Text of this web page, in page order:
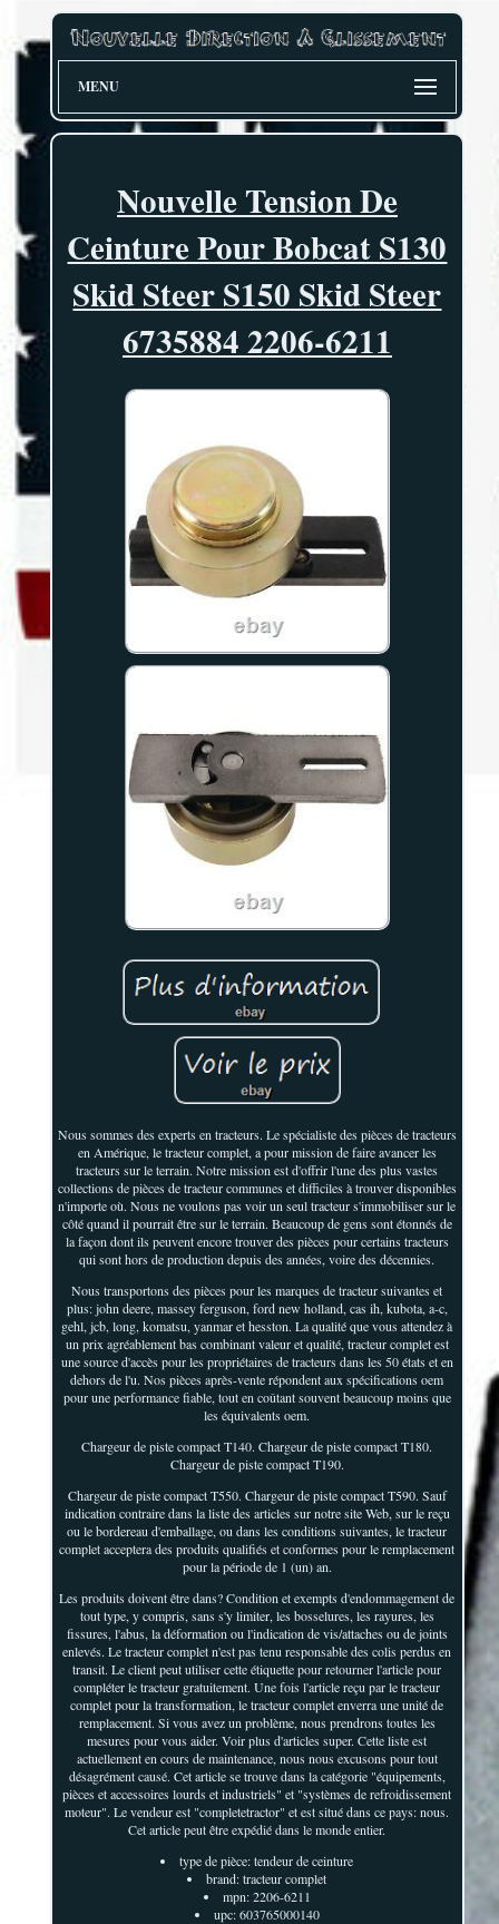
MENU
Nouvelle Tension De
Ceinture Pour Bobcat S130
Skid Steer S150 Skid Steer
6735884 2206-6211
Nous sommes des experts en tracteurs. Le spécialiste des pièces de tracteurs
en Amérique, le tracteur complet, a pour mission de faire avancer les
tracteurs sur le terrain. Notre mission est d'offrir l'une des plus vastes
collections de pièces de tracteur communes et difficiles à trouver disponibles
n'importe où. Nous ne voulons pas voir un seul tracteur s'immobiliser sur le
côté quand il pourrait être sur le terrain. Beaucoup de gens sont étonnés de
la façon dont ils peuvent encore trouver des pièces pour certains tracteurs
qui sont hors de production depuis des années, voire des décennies.
Nous transportons des pièces pour les marques de tracteur suivantes et
plus: john deere, massey ferguson, ford new holland, cas ih, kubota, a-c,
gehl, jcb, long, komatsu, yanmar et hesston. La qualité que vous attendez à
un prix agréablement bas combinant valeur et qualité, tracteur complet est
une source d'accès pour les propriétaires de tracteurs dans les 50 états et en
dehors de l'u. Nos pièces après-vente répondent aux spécifications oem
pour une performance fiable, tout en coûtant souvent beaucoup moins que
les équivalents oem.
Chargeur de piste compact T140. Chargeur de piste compact T180.
Chargeur de piste compact T190.
Chargeur de piste compact T550. Chargeur de piste compact T590. Sauf
indication contraire dans la liste des articles sur notre site Web, sur le reçu
ou le bordereau d'emballage, ou dans les conditions suivantes, le tracteur
complet acceptera des produits qualifiés et conformes pour le remplacement
pour la période de 1 (un) an.
Les produits doivent être dans? Condition et exempts d'endommagement de
tout type, y compris, sans s'y limiter, les bosselures, les rayures, les
fissures, l'abus, la déformation ou l'indication de vis/attaches ou de joints
enlevés. Le tracteur complet n'est pas tenu responsable des colis perdus en
transit. Le client peut utiliser cette étiquette pour retourner l'article pour
compléter le tracteur gratuitement. Une fois l'article reçu par le tracteur
complet pour la transformation, le tracteur complet enverra une unité de
remplacement. Si vous avez un problème, nous prendrons toutes les
mesures pour vous aider. Voir plus d'articles super. Cette liste est
actuellement en cours de maintenance, nous nous excusons pour tout
désagrément causé. Cet article se trouve dans la catégorie "équipements,
pièces et accessoires lourds et industriels" et "systèmes de refroidissement
moteur". Le vendeur est "completetractor" et est situé dans ce pays: nous.
Cet article peut être expédié dans le monde entier.
type de pièce: tendeur de ceinture
brand: tracteur complet
mpn: 2206-6211
upc: 603765000140